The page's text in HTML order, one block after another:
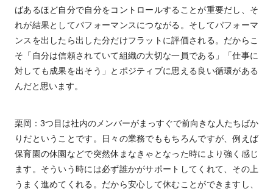
ばあるほど自分で自分をコントロールすることが重要だし、そ
れが結果としてパフォーマンスにつながる。そしてパフォーマ
ンスを出したら出した分だけフラットに評価される。だからこ
そ「自分は信頼されていて組織の大切な一員である」「仕事に
対しても成果を出そう」とポジティブに思える良い循環がある
んだと思います。
栗岡：3つ目は社内のメンバーがまっすぐで前向きな人たちばか
りだということです。日々の業務でももちろんですが、例えば
保育園の休園などで突然休まなきゃとなった時により強く感じ
ます。そういう時には必ず誰かがサポートしてくれて、その上
うまく進めてくれる。だから安心して休むことができますし、